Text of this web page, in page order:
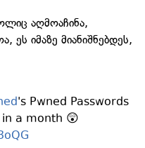
აღმოაჩინა,
იმაზე მიანიშნებდეს,
's Pwned Passwords
a month 😲